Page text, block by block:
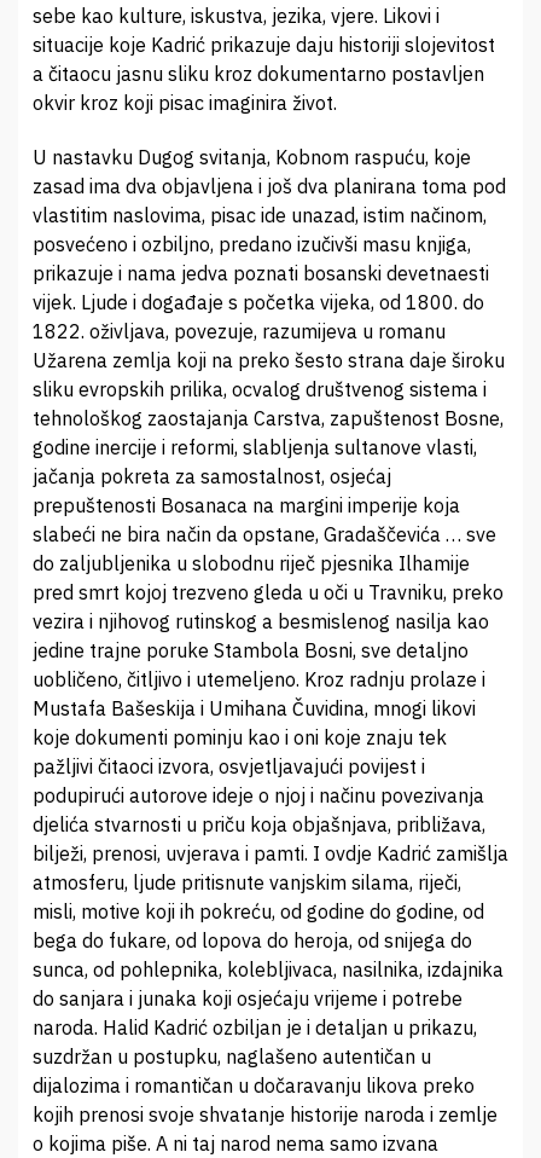
sebe kao kulture, iskustva, jezika, vjere. Likovi i
situacije koje Kadrić prikazuje daju historiji slojevitost
a čitaocu jasnu sliku kroz dokumentarno postavljen
okvir kroz koji pisac imaginira život.
U nastavku Dugog svitanja, Kobnom raspuću, koje
zasad ima dva objavljena i još dva planirana toma pod
vlastitim naslovima, pisac ide unazad, istim načinom,
posvećeno i ozbiljno, predano izučivši masu knjiga,
prikazuje i nama jedva poznati bosanski devetnaesti
vijek. Ljude i događaje s početka vijeka, od 1800. do
1822. oživljava, povezuje, razumijeva u romanu
Užarena zemlja koji na preko šesto strana daje široku
sliku evropskih prilika, ocvalog društvenog sistema i
tehnološkog zaostajanja Carstva, zapuštenost Bosne,
godine inercije i reformi, slabljenja sultanove vlasti,
jačanja pokreta za samostalnost, osjećaj
prepuštenosti Bosanaca na margini imperije koja
slabeći ne bira način da opstane, Gradaščevića … sve
do zaljubljenika u slobodnu riječ pjesnika Ilhamije
pred smrt kojoj trezveno gleda u oči u Travniku, preko
vezira i njihovog rutinskog a besmislenog nasilja kao
jedine trajne poruke Stambola Bosni, sve detaljno
uobličeno, čitljivo i utemeljeno. Kroz radnju prolaze i
Mustafa Bašeskija i Umihana Čuvidina, mnogi likovi
koje dokumenti pominju kao i oni koje znaju tek
pažljivi čitaoci izvora, osvjetljavajući povijest i
podupirući autorove ideje o njoj i načinu povezivanja
djelića stvarnosti u priču koja objašnjava, približava,
bilježi, prenosi, uvjerava i pamti. I ovdje Kadrić zamišlja
atmosferu, ljude pritisnute vanjskim silama, riječi,
misli, motive koji ih pokreću, od godine do godine, od
bega do fukare, od lopova do heroja, od snijega do
sunca, od pohlepnika, kolebljivaca, nasilnika, izdajnika
do sanjara i junaka koji osjećaju vrijeme i potrebe
naroda. Halid Kadrić ozbiljan je i detaljan u prikazu,
suzdržan u postupku, naglašeno autentičan u
dijalozima i romantičan u dočaravanju likova preko
kojih prenosi svoje shvatanje historije naroda i zemlje
o kojima piše. A ni taj narod nema samo izvana